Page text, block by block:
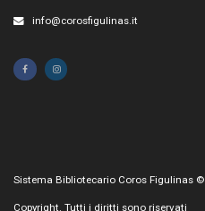
info@corosfigulinas.it
Sistema Bibliotecario Coros Figulinas ©
Copyright. Tutti i diritti sono riservati